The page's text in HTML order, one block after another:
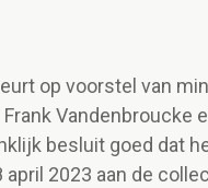
op voorstel van
Vandenbroucke
besluit goed dat
april 2023 aan de